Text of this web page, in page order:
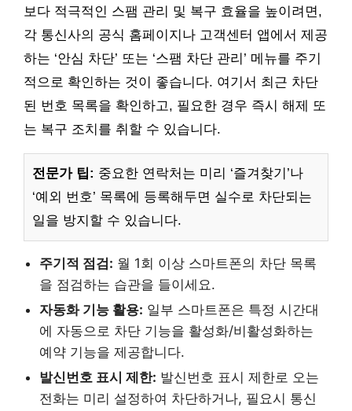
보다 적극적인 스팸 관리 및 복구 효율을 높이려면,
각 통신사의 공식 홈페이지나 고객센터 앱에서 제공
하는 ‘안심 차단’ 또는 ‘스팸 차단 관리’ 메뉴를 주기
적으로 확인하는 것이 좋습니다. 여기서 최근 차단
된 번호 목록을 확인하고, 필요한 경우 즉시 해제 또
는 복구 조치를 취할 수 있습니다.
전문가 팁: 중요한 연락처는 미리 ‘즐겨찾기’나
‘예외 번호’ 목록에 등록해두면 실수로 차단되는
일을 방지할 수 있습니다.
주기적 점검: 월 1회 이상 스마트폰의 차단 목록
을 점검하는 습관을 들이세요.
자동화 기능 활용: 일부 스마트폰은 특정 시간대
에 자동으로 차단 기능을 활성화/비활성화하는
예약 기능을 제공합니다.
발신번호 표시 제한: 발신번호 표시 제한로 오는
전화는 미리 설정하여 차단하거나, 필요시 통신